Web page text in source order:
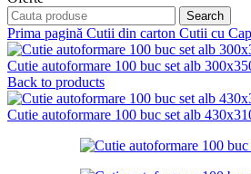
Search
Prima pagină Cutii din carton Cutii cu
Cutie autoformare 100 buc set alb
Back to products
Cutie autoformare 100 buc set alb